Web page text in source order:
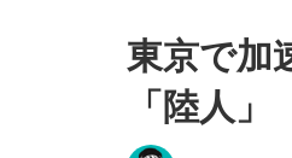
「敗因分
キングの
東京で加
「陸人」